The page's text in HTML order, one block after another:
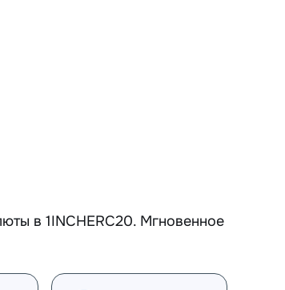
в 1INCHERC20. Мгновенное